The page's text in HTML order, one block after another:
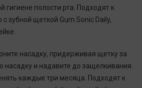
гигиене полости рта. Подходят к
зубной щеткой Gum Sonic Daily,
насадку, придерживая щетку за
насадку и надавите до защелкивания.
каждые три месяца. Подходят к